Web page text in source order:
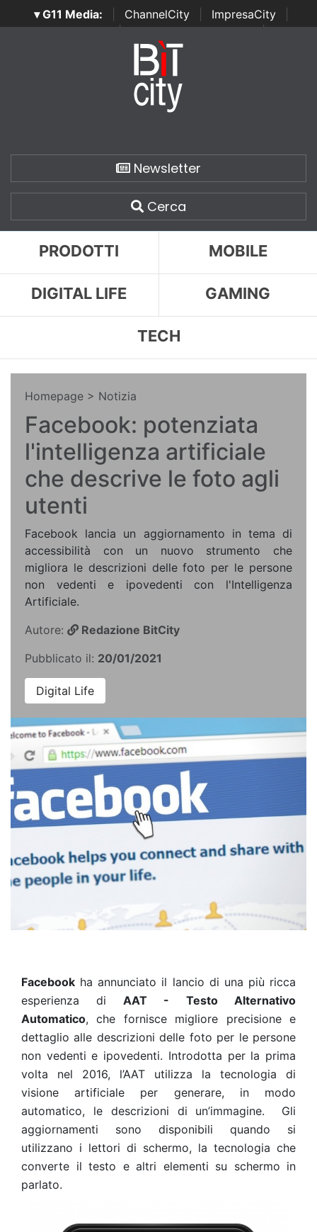
▾ G11 Media: ChannelCity ImpresaCity
SecurityOpenLab | Italian Channel Awards | Italian
Italian Security Awards
Newsletter
Cerca
PRODOTTI MOBILE
DIGITAL LIFE GAMING
TECH
Homepage > Notizia
Facebook: potenziata
l'intelligenza artificiale
che descrive le foto agli
utenti
Facebook lancia un aggiornamento in tema di
accessibilità con un nuovo strumento che
migliora le descrizioni delle foto per le persone
non vedenti e ipovedenti con l'Intelligenza
Artificiale.
Autore:
Redazione BitCity
Pubblicato il: 20/01/2021
Digital Life
Facebook ha annunciato il lancio di una più ricca
esperienza di AAT - Testo Alternativo
Automatico, che fornisce migliore precisione e
dettaglio alle descrizioni delle foto per le persone
non vedenti e ipovedenti. Introdotta per la prima
volta nel 2016, l’AAT utilizza la tecnologia di
visione artificiale per generare, in modo
automatico, le descrizioni di un’immagine. Gli
aggiornamenti sono disponibili quando si
utilizzano i lettori di schermo, la tecnologia che
converte il testo e altri elementi su schermo in
parlato.